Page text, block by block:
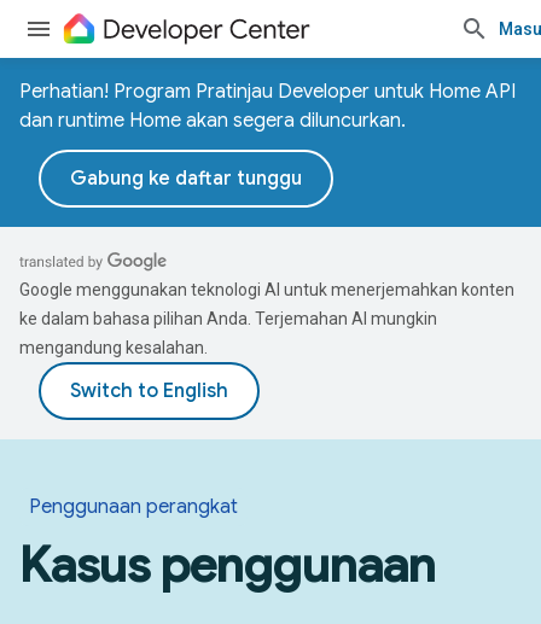
Perhatian! Program Pratinjau Developer untuk Home API
dan runtime Home akan segera diluncurkan.
Gabung ke daftar tunggu
Google menggunakan teknologi AI untuk menerjemahkan konten
ke dalam bahasa pilihan Anda. Terjemahan AI mungkin
mengandung kesalahan.
Penggunaan perangkat
Kasus penggunaan